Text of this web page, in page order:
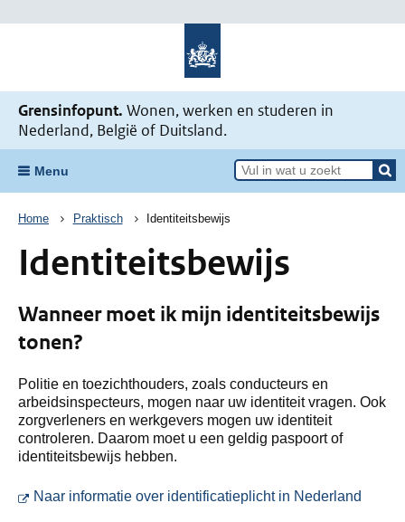
Grensinfopunt. Wonen, werken en studeren in
Nederland, België of Duitsland.
Menu
Kruimelpad
Home Praktisch Identiteitsbewijs
Identiteitsbewijs
Wanneer moet ik mijn identiteitsbewijs
tonen?
Politie en toezichthouders, zoals conducteurs en
arbeidsinspecteurs, mogen naar uw identiteit vragen. Ook
zorgverleners en werkgevers mogen uw identiteit
controleren. Daarom moet u een geldig paspoort of
identiteitsbewijs hebben.
Naar informatie over identificatieplicht in Nederland